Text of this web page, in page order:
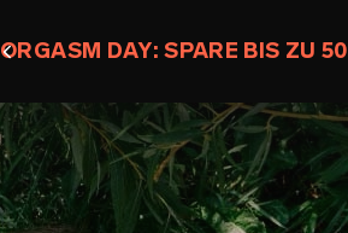
ORGASM DAY: SPARE BIS ZU